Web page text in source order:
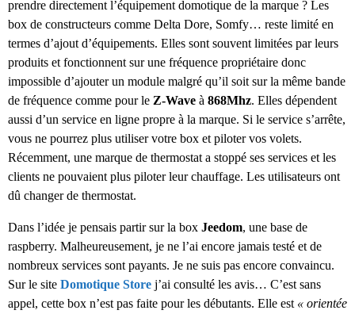
prendre directement l’équipement domotique de la marque ? Les
box de constructeurs comme Delta Dore, Somfy… reste limité en
termes d’ajout d’équipements. Elles sont souvent limitées par leurs
produits et fonctionnent sur une fréquence propriétaire donc
impossible d’ajouter un module malgré qu’il soit sur la même bande
de fréquence comme pour le Z-Wave à 868Mhz. Elles dépendent
aussi d’un service en ligne propre à la marque. Si le service s’arrête,
vous ne pourrez plus utiliser votre box et piloter vos volets.
Récemment, une marque de thermostat a stoppé ses services et les
clients ne pouvaient plus piloter leur chauffage. Les utilisateurs ont
dû changer de thermostat.
Dans l’idée je pensais partir sur la box Jeedom, une base de
raspberry. Malheureusement, je ne l’ai encore jamais testé et de
nombreux services sont payants. Je ne suis pas encore convaincu.
Sur le site Domotique Store j’ai consulté les avis… C’est sans
appel, cette box n’est pas faite pour les débutants. Elle est « orientée